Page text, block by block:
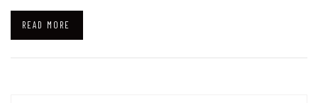
READ MORE